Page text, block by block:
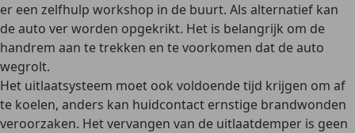
er een zelfhulp workshop in de buurt. Als alternatief kan
de auto ver worden opgekrikt. Het is belangrijk om de
handrem aan te trekken en te voorkomen dat de auto
wegrolt.
Het uitlaatsysteem moet ook voldoende tijd krijgen om af
te koelen, anders kan huidcontact ernstige brandwonden
veroorzaken. Het vervangen van de uitlaatdemper is geen